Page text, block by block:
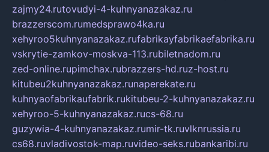
zajmy24.rutovudyi-4-kuhnyanazakaz.ru
brazzerscom.rumedsprawo4ka.ru
xehyroo5kuhnyanazakaz.rufabrikayfabrikaefabrika.ru
vskrytie-zamkov-moskva-113.rubiletnadom.ru
zed-online.rupimchax.rubrazzers-hd.ruz-host.ru
kitubeu2kuhnyanazakaz.runaperekate.ru
kuhnyaofabrikaufabrik.rukitubeu-2-kuhnyanazakaz.ru
xehyroo-5-kuhnyanazakaz.rucs-68.ru
guzywia-4-kuhnyanazakaz.rumir-tk.ruvlknrussia.ru
cs68.ruvladivostok-map.ruvideo-seks.rubankaribi.ru